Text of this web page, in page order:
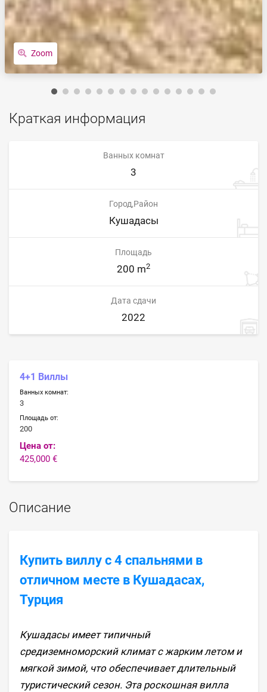
Zoom
Краткая информация
Ванных комнат
3
Город,Район
Кушадасы
Площадь
200 m2
Дата сдачи
2022
4+1 Виллы
Ванных комнат:
3
Площадь от:
200
Цена от:
425,000 €
Описание
Купить виллу с 4 спальнями в
отличном месте в Кушадасах,
Турция
Кушадасы имеет типичный
средиземноморский климат с жарким летом и
мягкой зимой, что обеспечивает длительный
туристический сезон. Эта роскошная вилла